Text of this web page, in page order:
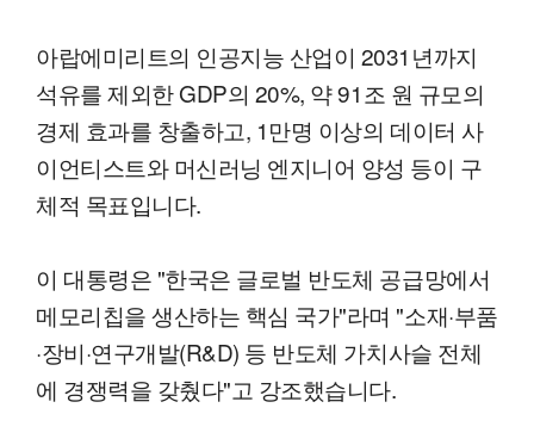
아랍에미리트의 인공지능 산업이 2031년까지
석유를 제외한 GDP의 20%, 약 91조 원 규모의
경제 효과를 창출하고, 1만명 이상의 데이터 사
이언티스트와 머신러닝 엔지니어 양성 등이 구
체적 목표입니다.
이 대통령은 "한국은 글로벌 반도체 공급망에서
메모리칩을 생산하는 핵심 국가"라며 "소재·부품
·장비·연구개발(R&D) 등 반도체 가치사슬 전체
에 경쟁력을 갖췄다"고 강조했습니다.